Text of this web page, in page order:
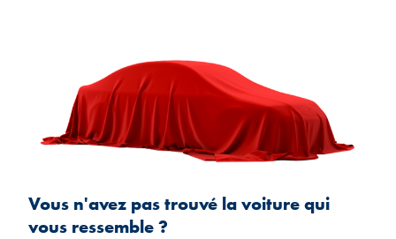
Vous n'avez pas trouvé la voiture qui
vous ressemble ?